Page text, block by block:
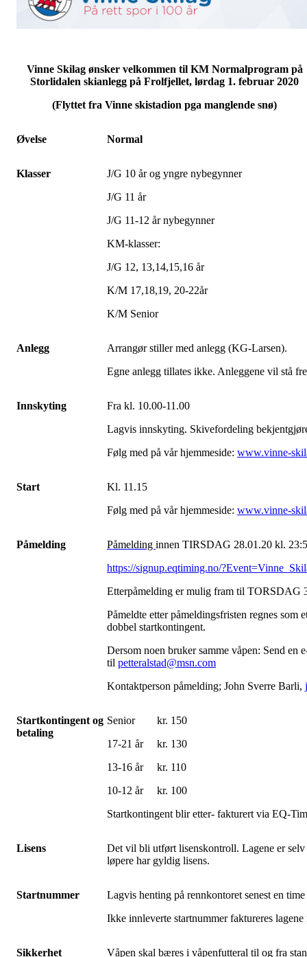
Vinne Skilag ønsker velkommen til KM Normalprogram på
Storlidalen skianlegg på Frolfjellet, lørdag 1. februar 2020
(Flyttet fra Vinne skistadion pga manglende snø)
Øvelse Normal
Klasser
J/G 10 år og yngre nybegynner
J/G 11 år
J/G 11-12 år nybegynner
KM-klasser:
J/G 12, 13,14,15,16 år
K/M 17,18,19, 20-22år
K/M Senior
Anlegg
Arrangør stiller med anlegg (KG-Larsen).
Egne anlegg tillates ikke. Anleggene vil stå
Innskyting
Fra kl. 10.00-11.00
Lagvis innskyting. Skivefordeling
Følg med på vår hjemmeside: www.vinne-
Start
Kl. 11.15
Følg med på vår hjemmeside: www.vinne-
Påmelding Påmelding innen TIRSDAG 28.01.20 kl.
https://signup.eqtiming.no/
Etterpåmelding er mulig fram til TORSDAG
Påmeldte etter påmeldingsfristen regnes som
dobbel startkontingent.
Dersom noen bruker samme våpen: Send en
til petteralstad@msn.com
Kontaktperson påmelding; John Sverre Barli,
Startkontingent og
betaling
Senior kr. 150
17-21 år kr. 130
13-16 år kr. 110
10-12 år kr. 100
Startkontingent blir etter- fakturert via
Lisens
Det vil bli utført lisenskontroll. Lagene er selv
løpere har gyldig lisens.
Startnummer
Lagvis henting på rennkontoret senest en
Ikke innleverte startnummer faktureres
Sikkerhet
Våpen skal bæres i våpenfutteral til og fra